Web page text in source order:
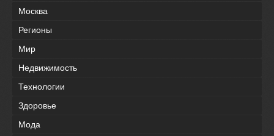
Москва
Регионы
Мир
Недвижимость
Технологии
Здоровье
Мода